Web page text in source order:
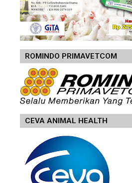
ROMINDO PRIMAVETCOM
CEVA ANIMAL HEALTH